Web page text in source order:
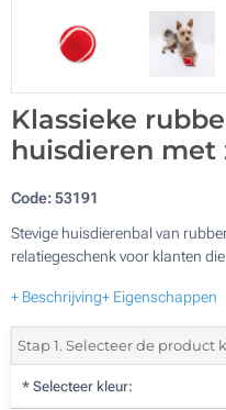
Klassieke
huisdieren
Code:53191
Stevige huisdierenbal van
relatiegeschenk voor klanten
+ Beschrijving+ Eigenschappen
Stap 1. Selecteer de product
* Selecteer kleur: